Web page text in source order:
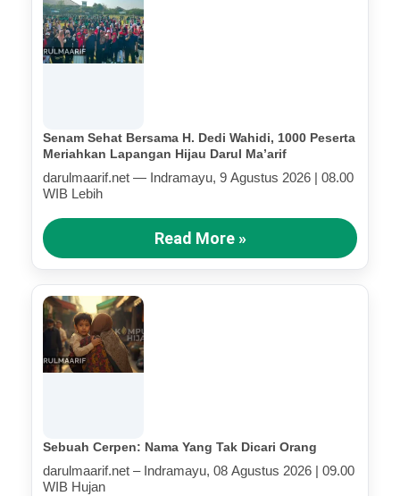
Senam Sehat Bersama H. Dedi Wahidi, 1000 Peserta
Meriahkan Lapangan Hijau Darul Ma’arif
darulmaarif.net — Indramayu, 9 Agustus 2026 | 08.00
WIB Lebih
Read More »
Sebuah Cerpen: Nama Yang Tak Dicari Orang
darulmaarif.net – Indramayu, 08 Agustus 2026 | 09.00
WIB Hujan